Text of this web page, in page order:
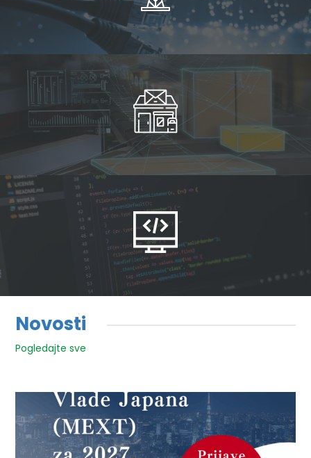
Novosti
Pogledajte sve